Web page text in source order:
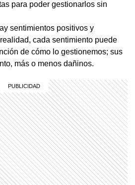
para poder gestionarlos sin
sentimientos positivos y
cada sentimiento puede
de cómo lo gestionemos; sus
más o menos dañinos.